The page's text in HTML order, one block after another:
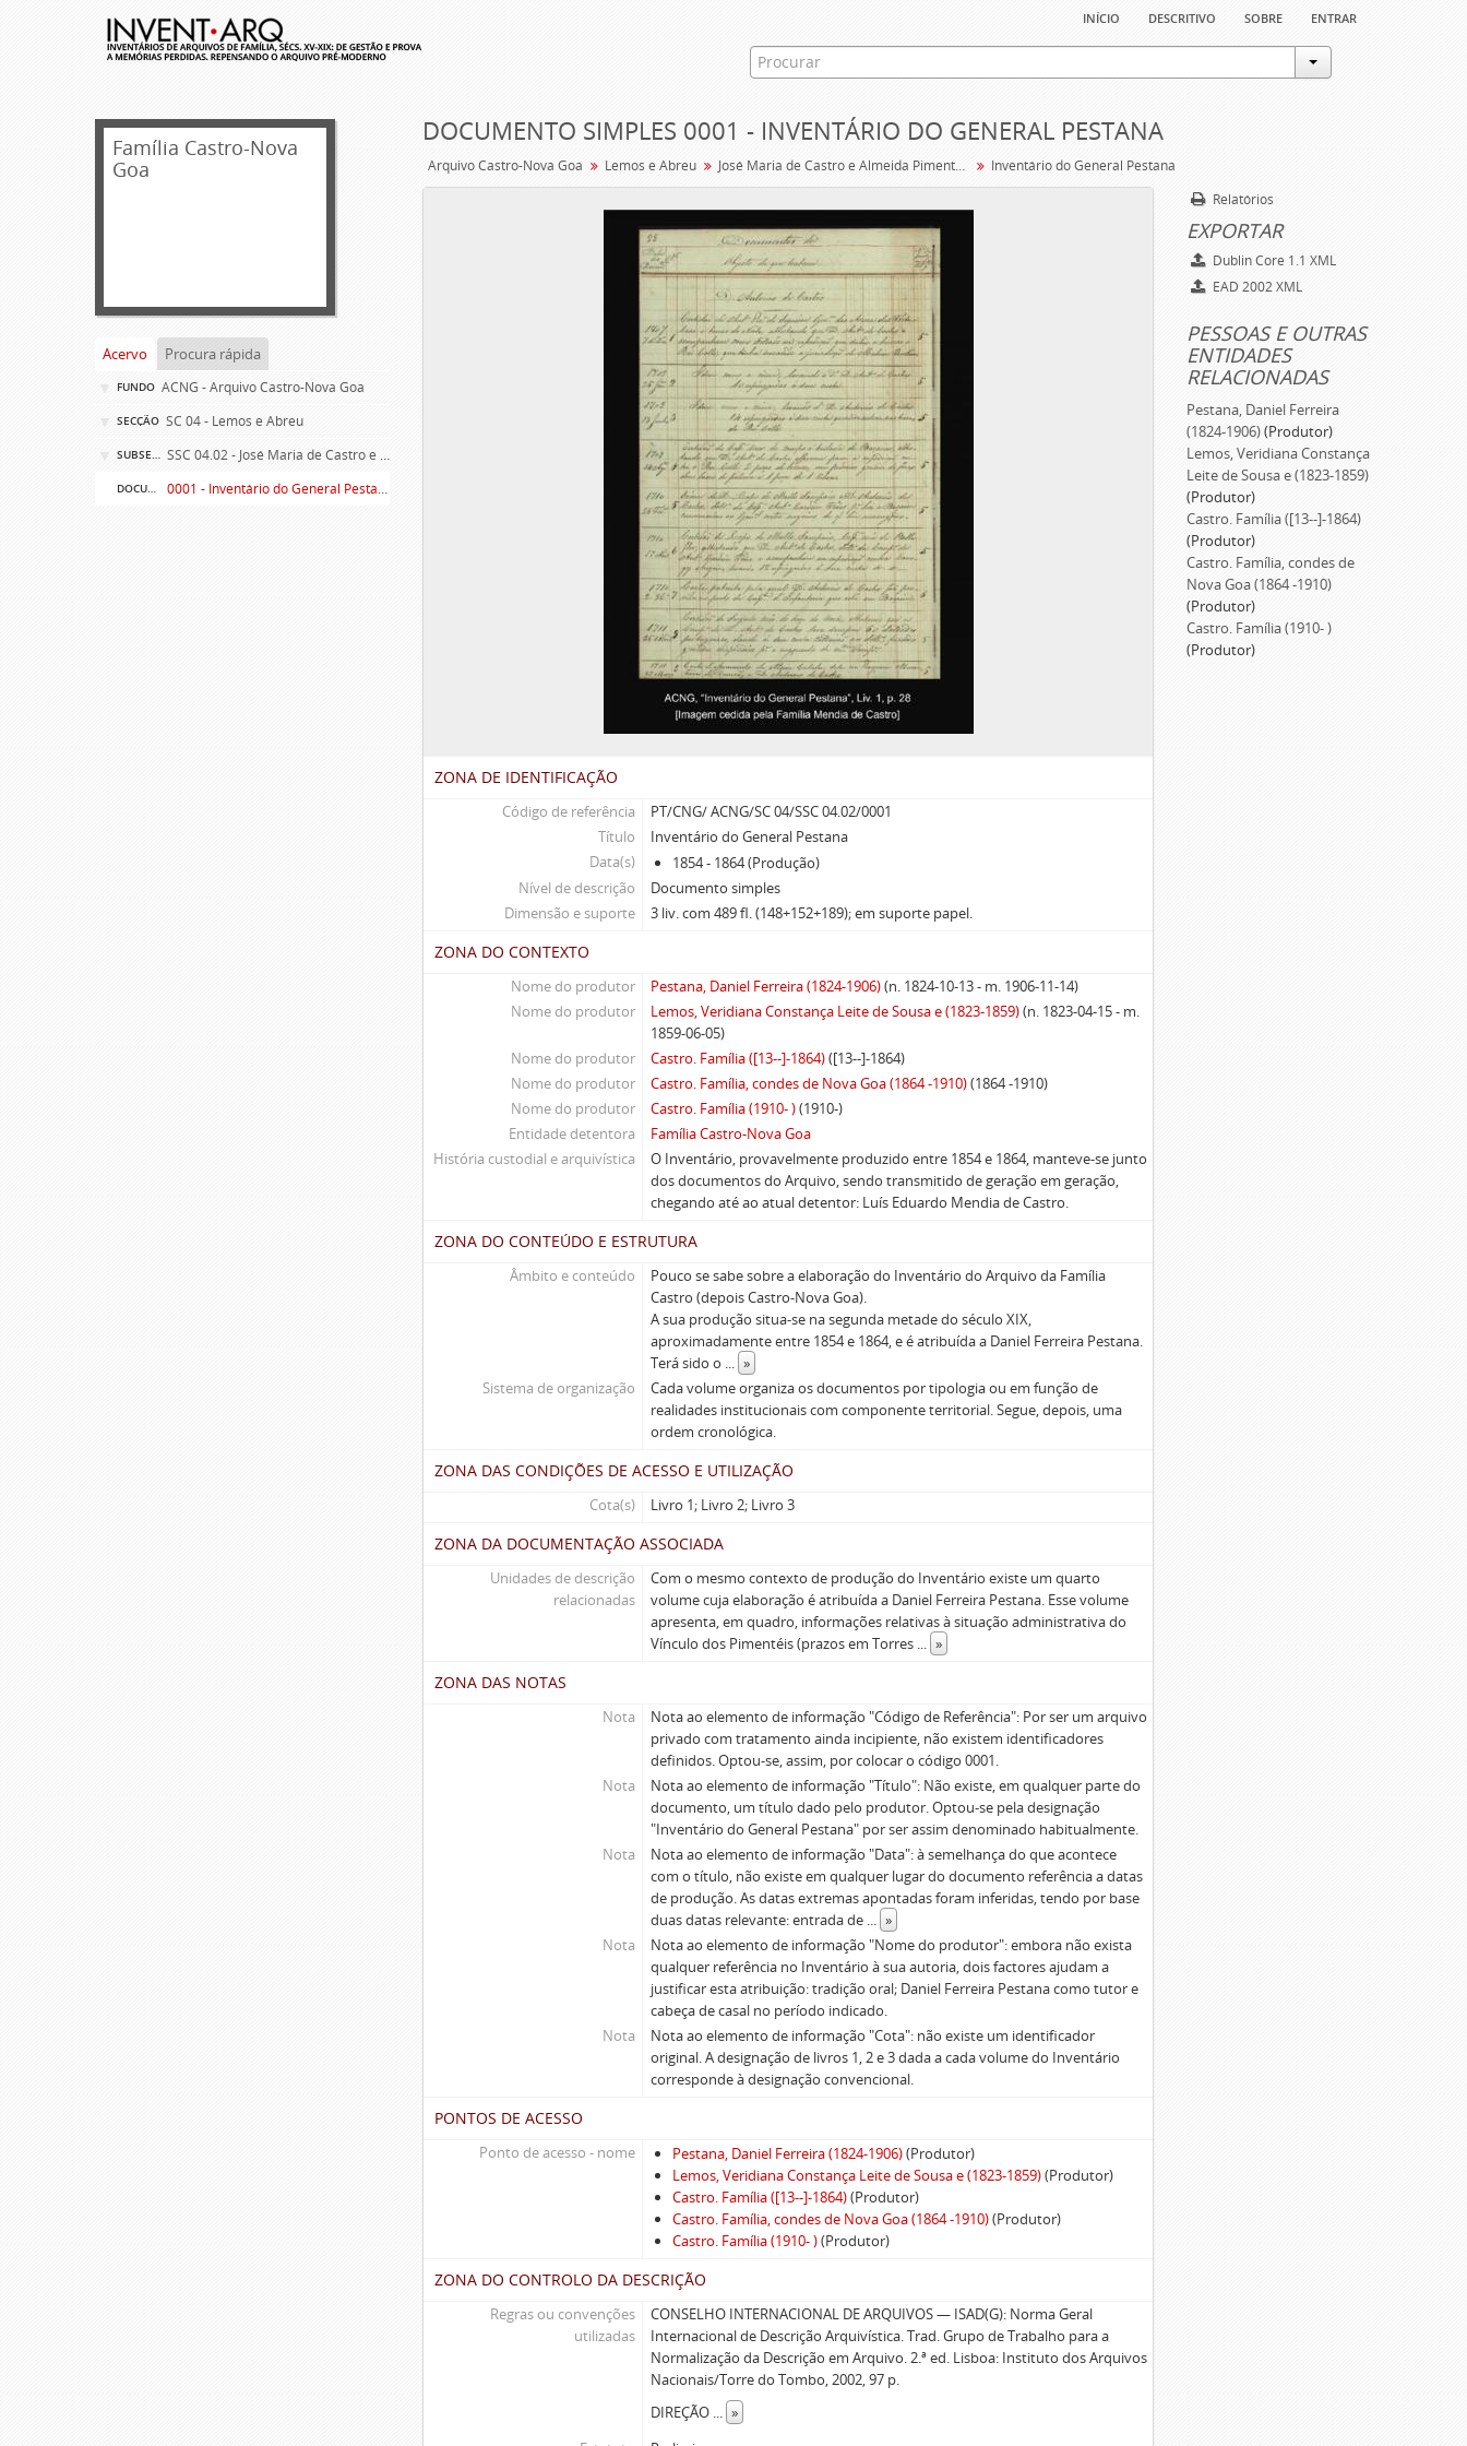
início descritivo sobre entrar
Família Castro-Nova
Goa
Acervo Procura rápida
FUNDO ACNG - Arquivo Castro-Nova Goa
SECÇÃO SC 04 - Lemos e Abreu
SUBSECÇÃO SSC 04.02 - José Maria de Castro e Almeida Pimentel de Sequeira e Abreu / Veridiana Constança Leite de Sousa e Lemos/ Daniel Ferreira Pestana
DOCUMENTO SIMPLES 0001 - Inventário do General Pestana
DOCUMENTO SIMPLES 0001 - INVENTÁRIO DO GENERAL PESTANA
Arquivo Castro-Nova Goa Lemos e Abreu José Maria de Castro e Almeida Pimentel de Sequeira e Abreu / Veridiana Constança Leite de Sousa e Lemos/ Daniel Ferreira Pestana Inventário do General Pestana
ZONA DE IDENTIFICAÇÃO
Código de referência
PT/CNG/ ACNG/SC 04/SSC 04.02/0001
Título
Inventário do General Pestana
Data(s)
1854 - 1864 (Produção)
Nível de descrição
Documento simples
Dimensão e suporte
3 liv. com 489 fl. (148+152+189); em suporte papel.
ZONA DO CONTEXTO
Nome do produtor Pestana, Daniel Ferreira (1824-1906)(n. 1824-10-13 - m. 1906-11-14)
Nome do produtor
Lemos, Veridiana Constança Leite de Sousa e (1823-1859)(n. 1823-04-15 - m.
1859-06-05)
Nome do produtor
Castro. Família ([13--]-1864)([13--]-1864)
Nome do produtor
Castro. Família, condes de Nova Goa (1864 -1910)(1864 -1910)
Nome do produtor
Castro. Família (1910- )(1910-)
Entidade detentora
Família Castro-Nova Goa
História custodial e arquivística
O Inventário, provavelmente produzido entre 1854 e 1864, manteve-se junto
dos documentos do Arquivo, sendo transmitido de geração em geração,
chegando até ao atual detentor: Luís Eduardo Mendia de Castro.
ZONA DO CONTEÚDO E ESTRUTURA
Âmbito e conteúdo
Pouco se sabe sobre a elaboração do Inventário do Arquivo da Família
Castro (depois Castro-Nova Goa).
A sua produção situa-se na segunda metade do século XIX,
aproximadamente entre 1854 e 1864, e é atribuída a Daniel Ferreira Pestana.
Terá sido o ... »
Sistema de organização
Cada volume organiza os documentos por tipologia ou em função de
realidades institucionais com componente territorial. Segue, depois, uma
ordem cronológica.
ZONA DAS CONDIÇÕES DE ACESSO E UTILIZAÇÃO
Cota(s) Livro 1; Livro 2; Livro 3
ZONA DA DOCUMENTAÇÃO ASSOCIADA
Unidades de descrição
relacionadas
Com o mesmo contexto de produção do Inventário existe um quarto
volume cuja elaboração é atribuída a Daniel Ferreira Pestana. Esse volume
apresenta, em quadro, informações relativas à situação administrativa do
Vínculo dos Pimentéis (prazos em Torres ... »
ZONA DAS NOTAS
Nota
Nota ao elemento de informação "Código de Referência": Por ser um arquivo
privado com tratamento ainda incipiente, não existem identificadores
definidos. Optou-se, assim, por colocar o código 0001.
Nota
Nota ao elemento de informação "Título": Não existe, em qualquer parte do
documento, um título dado pelo produtor. Optou-se pela designação
"Inventário do General Pestana" por ser assim denominado habitualmente.
Nota
Nota ao elemento de informação "Data": à semelhança do que acontece
com o título, não existe em qualquer lugar do documento referência a datas
de produção. As datas extremas apontadas foram inferidas, tendo por base
duas datas relevante: entrada de ... »
Nota
Nota ao elemento de informação "Nome do produtor": embora não exista
qualquer referência no Inventário à sua autoria, dois factores ajudam a
justificar esta atribuição: tradição oral; Daniel Ferreira Pestana como tutor e
cabeça de casal no período indicado.
Nota
Nota ao elemento de informação "Cota": não existe um identificador
original. A designação de livros 1, 2 e 3 dada a cada volume do Inventário
corresponde à designação convencional.
PONTOS DE ACESSO
Ponto de acesso - nome Pestana, Daniel Ferreira (1824-1906)(Produtor)
Lemos, Veridiana Constança Leite de Sousa e (1823-1859)(Produtor)
Castro. Família ([13--]-1864)(Produtor)
Castro. Família, condes de Nova Goa (1864 -1910)(Produtor)
Castro. Família (1910- )(Produtor)
ZONA DO CONTROLO DA DESCRIÇÃO
Regras ou convenções
utilizadas
CONSELHO INTERNACIONAL DE ARQUIVOS — ISAD(G): Norma Geral
Internacional de Descrição Arquivística. Trad. Grupo de Trabalho para a
Normalização da Descrição em Arquivo. 2.ª ed. Lisboa: Instituto dos Arquivos
Nacionais/Torre do Tombo, 2002, 97 p.
DIREÇÃO ... »
Relatórios
EXPORTAR
Dublin Core 1.1 XML
EAD 2002 XML
PESSOAS E OUTRAS
ENTIDADES
RELACIONADAS
Pestana, Daniel Ferreira
(1824-1906)(Produtor)
Lemos, Veridiana Constança
Leite de Sousa e (1823-1859)
(Produtor)
Castro. Família ([13--]-1864)
(Produtor)
Castro. Família, condes de
Nova Goa (1864 -1910)
(Produtor)
Castro. Família (1910- )
(Produtor)